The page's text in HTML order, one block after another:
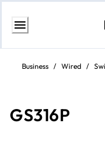
Aller
contenuBusiness / Wired /
GS316P